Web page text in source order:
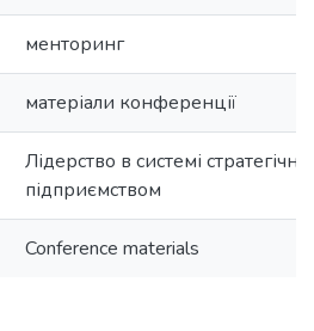
менторинг
матеріали конференції
Лідерство в системі
підприємством
Conference materials